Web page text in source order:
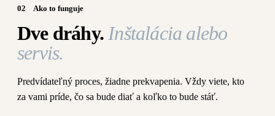
02 Ako to funguje
Dve dráhy. Inštalácia alebo
servis.
Predvídateľný proces, žiadne prekvapenia. Vždy viete, kto
za vami príde, čo sa bude diať a koľko to bude stáť.